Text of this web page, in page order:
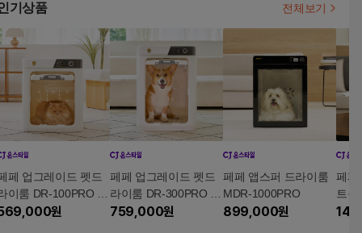
기상품 전체보기
페 업그레이드 펫드
이룸 DR-100PRO 강
지 고양이 애견
원
페페 업그레이드 펫드
라이룸 DR-300PRO 강
아지 고양이 애견
759,000원
페페 앱스퍼 드라이룸
MDR-1000PRO
899,000원
페페
트롤
100